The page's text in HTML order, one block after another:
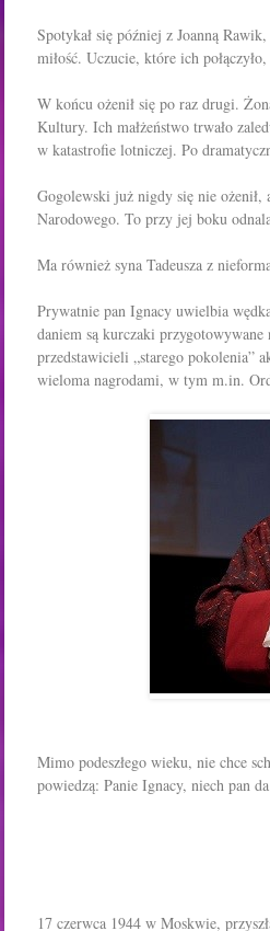
Spotykał się później z Joanną
miłość. Uczucie, które ich
W końcu ożenił się po raz drugi.
Kultury. Ich małżeństwo trwało
w katastrofie lotniczej. Po
Gogolewski już nigdy się nie
Narodowego. To przy jej boku
Ma również syna Tadeusza z
Prywatnie pan Ignacy uwielbia
daniem są kurczaki przygotowywane
przedstawicieli „starego pokolenia”
wieloma nagrodami, w tym m.in.
Mimo podeszłego wieku, nie chce
powiedzą: Panie Ignacy, niech pan
17 czerwca 1944 w Moskwie,